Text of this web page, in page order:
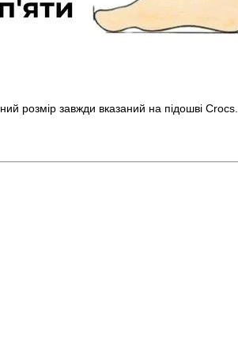
розмір завжди вказаний на підошві Crocs.